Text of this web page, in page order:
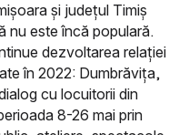
și județul Timiș
nu este încă populară.
dezvoltarea relației
în 2022: Dumbrăvița,
cu locuitorii din
8-26 mai prin